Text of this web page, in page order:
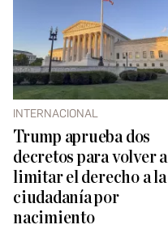
INTERNACIONAL
Trump aprueba dos
decretos para volver a
limitar el derecho a la
ciudadanía por
nacimiento